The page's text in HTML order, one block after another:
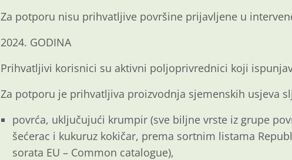
Za potporu nisu prihvatljive površine prijavljene u
2024. GODINA
Prihvatljivi korisnici su aktivni poljoprivrednici koji
Za potporu je prihvatljiva proizvodnja sjemenskih usjeva
povrća, uključujući krumpir (sve biljne vrste iz grupe
šećerac i kukuruz kokičar, prema sortnim listama
sorata EU – Common catalogue),